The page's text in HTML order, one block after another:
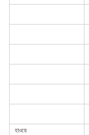
হাওয়ে